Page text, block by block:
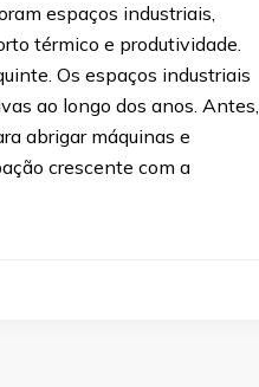
espaços industriais,
térmico e produtividade.
Os espaços industriais
ao longo dos anos. Antes,
abrigar máquinas e
crescente com a